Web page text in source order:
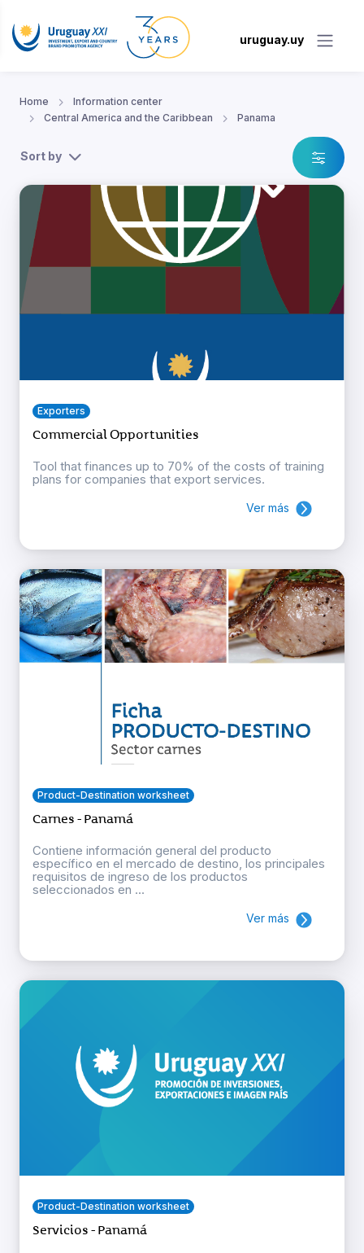
uruguay.uy
Home
Information center
Central America and the Caribbean
Panama
Sort by
Exporters
Commercial Opportunities
Tool that finances up to 70% of the costs of training
plans for companies that export services.
Ver más
Product-Destination worksheet
Carnes - Panamá
Contiene información general del producto
específico en el mercado de destino, los principales
requisitos de ingreso de los productos
seleccionados en ...
Ver más
Product-Destination worksheet
Servicios - Panamá